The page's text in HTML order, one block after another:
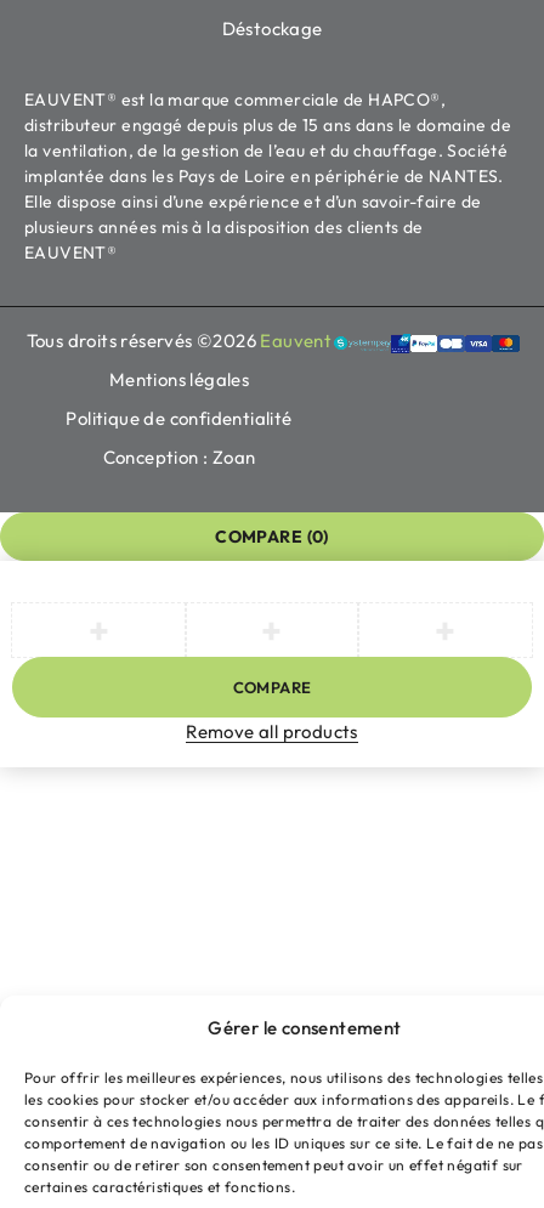
Gérer le consentement
Pour offrir les meilleures expériences, nous utilisons des technologies
les cookies pour stocker et/ou accéder aux informations des appareils. Le
consentir à ces technologies nous permettra de traiter des données telles
comportement de navigation ou les ID uniques sur ce site. Le fait de ne pas
consentir ou de retirer son consentement peut avoir un effet négatif sur
certaines caractéristiques et fonctions.
Déstockage
EAUVENT® est la marque commerciale de HAPCO®,
distributeur engagé depuis plus de 15 ans dans le domaine de
la ventilation, de la gestion de l’eau et du chauffage. Société
implantée dans les Pays de Loire en périphérie de NANTES.
Elle dispose ainsi d’une expérience et d’un savoir-faire de
plusieurs années mis à la disposition des clients de
EAUVENT®
Tous droits réservés ©2026 Eauvent
Mentions légales
Politique de confidentialité
Conception : Zoan
COMPARE (0)
COMPARE
Remove all products